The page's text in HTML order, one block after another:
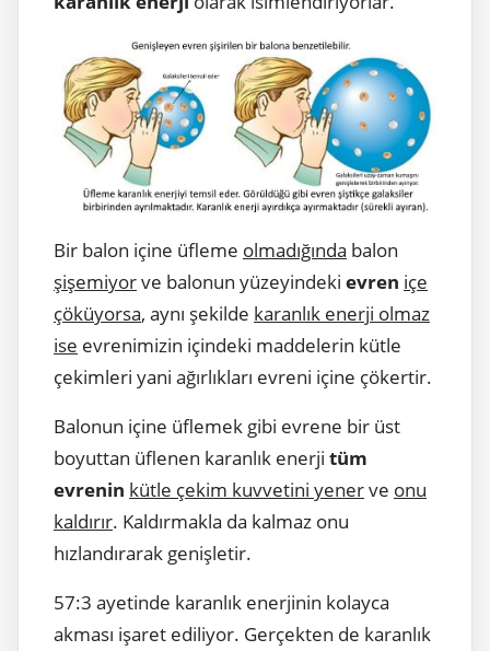
Bir balon içine üfleme olmadığında balon
şişemiyorve balonun yüzeyindeki evren içe
çöküyorsa, aynı şekilde karanlık enerji olmaz
ise evrenimizin içindeki maddelerin kütle
çekimleri yani ağırlıkları evreni içine çökertir.
Balonun içine üflemek gibi evrene bir üst
boyuttan üflenen karanlık enerji tüm
evrenin kütle çekim kuvvetini yenerve onu
kaldırır. Kaldırmakla da kalmaz onu
hızlandırarak genişletir.
57:3 ayetinde karanlık enerjinin kolayca
akması işaret ediliyor. Gerçekten de karanlık